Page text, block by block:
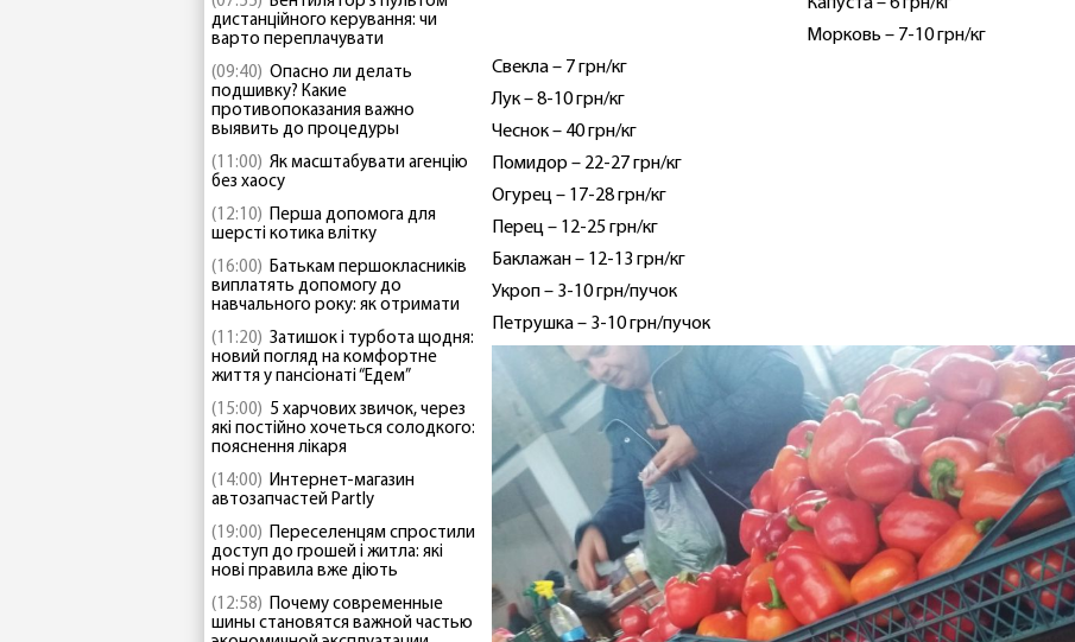
дистанційного керування: чи
варто переплачувати
(09:40) Опасно ли делать
подшивку? Какие
противопоказания важно
выявить до процедуры
(11:00) Як масштабувати агенцію
без хаосу
(12:10) Перша допомога для
шерсті котика влітку
(16:00) Батькам першокласників
виплатять допомогу до
навчального року: як отримати
(11:20) Затишок і турбота щодня:
новий погляд на комфортне
життя у пансіонаті “Едем”
(15:00) 5 харчових звичок, через
які постійно хочеться солодкого:
пояснення лікаря
(14:00) Интернет-магазин
автозапчастей Partly
(19:00) Переселенцям спростили
доступ до грошей і житла: які
нові правила вже діють
(12:58) Почему современные
шины становятся важной частью
Морковь – 7-10 грн/кг
Свекла – 7 грн/кг
Лук – 8-10 грн/кг
Чеснок – 40 грн/кг
Помидор – 22-27 грн/кг
Огурец – 17-28 грн/кг
Перец – 12-25 грн/кг
Баклажан – 12-13 грн/кг
Укроп – 3-10 грн/пучок
Петрушка – 3-10 грн/пучок